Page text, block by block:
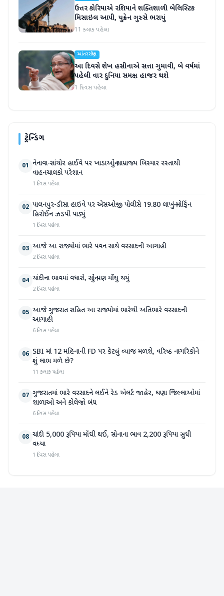
ઉત્તર કોરિયાએ રશિયાને શક્તિશાળી બેલિસ્ટિક
મિસાઇલ આપી, યુક્રેન ગુસ્સે ભરાયું
11 કલાક પહેલા
આંતરરાષ્ટ્રીય
આ દિવસે શેખ હસીનાએ સત્તા ગુમાવી, બે વર્ષમાં
પહેલી વાર દુનિયા સમક્ષ હાજર થશે
1 દિવસ પહેલા
ટ્રેન્ડિંગ
01 નેનાવા-સાંચોર હાઈવે પર ખાડાઓનું સામ્રાજ્ય બિસ્માર રસ્તાથી
વાહનચાલકો પરેશાન
1 દિવસ પહેલા
02 પાલનપુર-ડીસા હાઇવે પર એસઓજી પોલીસે 19.80 લાખનું મોર્ફિન
હિરોઈન ઝડપી પાડ્યું
1 દિવસ પહેલા
03 આજે આ રાજ્યોમાં ભારે પવન સાથે વરસાદની આગાહી
2 દિવસ પહેલા
04 ચાંદીના ભાવમાં વધારો, સોનું પણ મોંઘુ થયું
2 દિવસ પહેલા
05 આજે ગુજરાત સહિત આ રાજ્યોમાં ભારેથી અતિભારે વરસાદની
આગાહી
6 દિવસ પહેલા
06 SBI માં 12 મહિનાની FD પર કેટલું વ્યાજ મળશે, વરિષ્ઠ નાગરિકોને
શું લાભ મળે છે?
11 કલાક પહેલા
07 ગુજરાતમાં ભારે વરસાદને લઈને રેડ એલર્ટ જાહેર, ઘણા જિલ્લાઓમાં
શાળાઓ અને કોલેજો બંધ
6 દિવસ પહેલા
08 ચાંદી 5,000 રૂપિયા મોંઘી થઈ, સોનાના ભાવ 2,200 રૂપિયા સુધી
વધ્યા
1 દિવસ પહેલા